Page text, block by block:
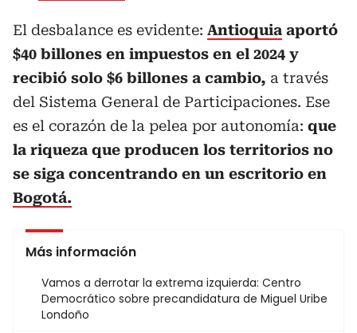
El desbalance es evidente: Antioquia aportó
$40 billones en impuestos en el 2024 y
recibió solo $6 billones a cambio, a través
del Sistema General de Participaciones. Ese
es el corazón de la pelea por autonomía: que
la riqueza que producen los territorios no
se siga concentrando en un escritorio en
Bogotá.
Más información
Vamos a derrotar la extrema izquierda: Centro
Democrático sobre precandidatura de Miguel Uribe
Londoño